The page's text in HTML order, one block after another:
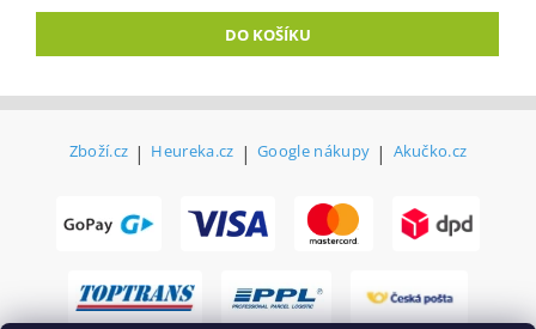
Zboží.cz | Heureka.cz | Google nákupy | Akučko.cz